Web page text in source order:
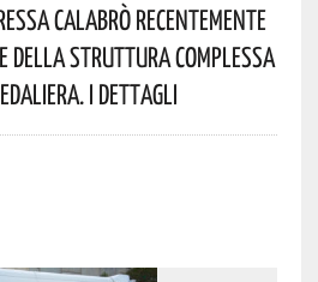
Calabrò Recentemente
Della Struttura Complessa
I Dettagli